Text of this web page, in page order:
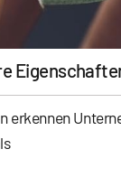
erkennen